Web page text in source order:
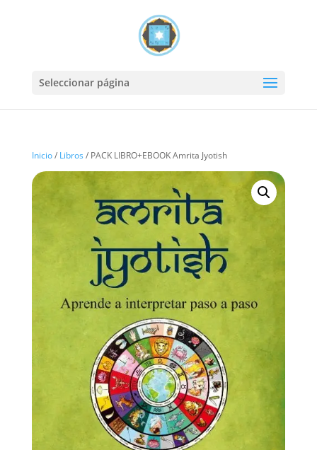
Seleccionar página
Inicio/ Libros / PACK LIBRO+EBOOK Amrita Jyotish